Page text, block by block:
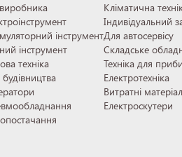
інструмент
інструмент
техніка
Кліматична
Індивідуальний
Для автосервісу
Складське
Техніка для
Електротехніка
Витратні
Електроскутери